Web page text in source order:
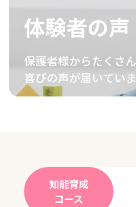
体験者の声
保護者様からたくさ
喜びの声が届いてい
知能育成
コース